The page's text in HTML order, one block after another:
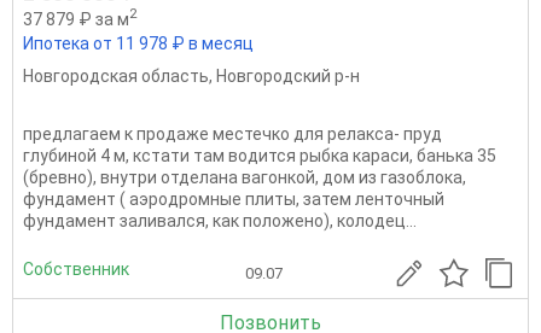
37 879 ₽ за м2
Ипотека от 11 978 ₽ в месяц
Новгородская область, Новгородский р-н
предлагаем к продаже местечко для релакса- пруд
глубиной 4 м, кстати там водится рыбка караси, банька 35
(бревно), внутри отделана вагонкой, дом из газоблока,
фундамент ( аэродромные плиты, затем ленточный
фундамент заливался, как положено), колодец...
Собственник 09.07
Позвонить